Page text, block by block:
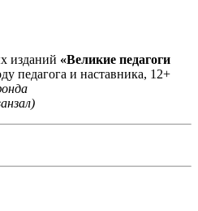
изданий «Великие педагоги
педагога и наставника, 12+